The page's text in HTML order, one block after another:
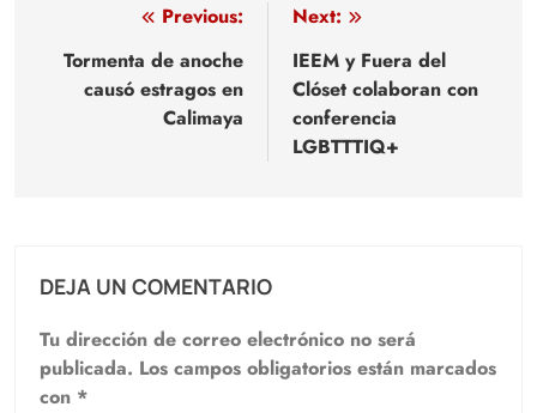
Navegación
de
entradas
Previous:
Tormenta de anoche
causó estragos en
Calimaya
Next:
IEEM y Fuera del
Clóset colaboran con
conferencia
LGBTTTIQ+
DEJA UN COMENTARIO
Tu dirección de correo electrónico no será
publicada. Los campos obligatorios están marcados
con *